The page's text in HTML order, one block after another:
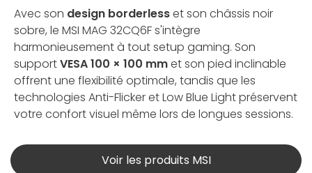
Avec son design borderlesset son châssis noir
sobre, le MSI MAG 32CQ6F s'intègre
harmonieusement à tout setup gaming. Son
supportVESA 100 × 100 mmet son pied inclinable
offrent une flexibilité optimale, tandis que les
technologies Anti-Flicker et Low Blue Light préservent
votre confort visuel même lors de longues sessions.
Voir les produits MSI